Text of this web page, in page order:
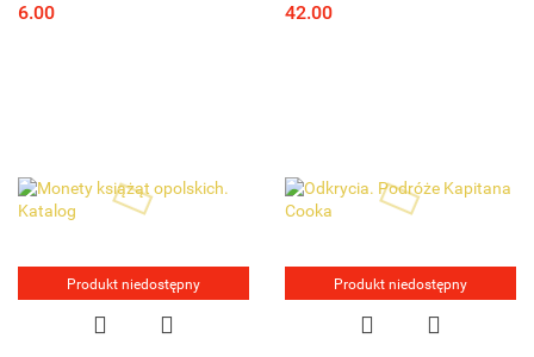
6.00
Hiszpanii Filipa V
42.00
Produkt niedostępny Produkt niedostępny